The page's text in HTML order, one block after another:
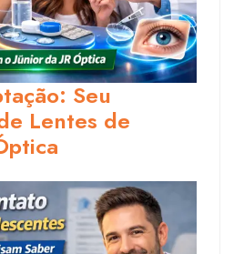
Seu
Lentes de